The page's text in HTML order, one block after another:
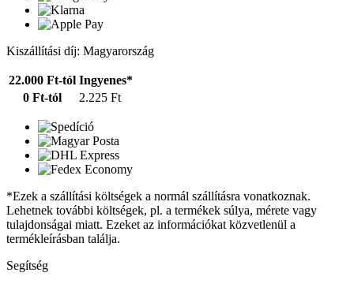
Kiszállítási díj: Magyarország
22.000 Ft-tól Ingyenes*
0 Ft-tól
2.225 Ft
*Ezek a szállítási költségek a normál szállításra vonatkoznak.
Lehetnek további költségek, pl. a termékek súlya, mérete vagy
tulajdonságai miatt. Ezeket az információkat közvetlenül a
termékleírásban találja.
Segítség